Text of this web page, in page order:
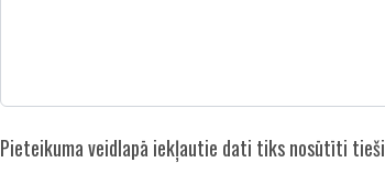
Pieteikuma veidlapā iekļautie dati tiks nosūtīti